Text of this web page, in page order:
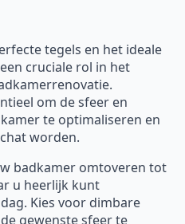
tegels en het ideale
cruciale rol in het
om de sfeer en
te optimaliseren en
worden.
badkamer omtoveren tot
u heerlijk kunt
Kies voor dimbare
gewenste sfeer te